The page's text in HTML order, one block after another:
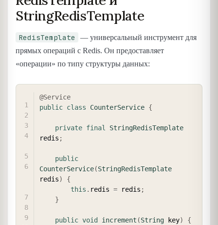
StringRedisTemplate
RedisTemplate
— универсальный инструмент для
прямых операций с Redis. Он предоставляет
«операции» по типу структуры данных:
@Service
public class CounterService {
private final
StringRedisTemplate
redis ;
public
CounterService(StringRedisTemplate
redis)
{
this . redis = redis ;
}
public void increment (String key) {